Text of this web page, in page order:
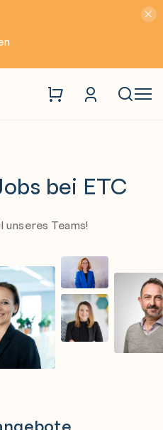
bei ETC
unseres Teams!